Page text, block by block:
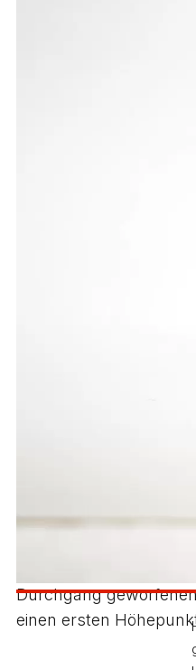
Vorlauf in großartigen
Zellner (12,23)
auf hervorragende
hängen. Während
Eine
in glänzenden 46,31
holten die Rot-
Zum ersten Mal
nur um zehn
Bei den Mädchen lief
Rennen musste
und 12,77 Sekunden
Auch die
Bryxi blieben mit
Im Speerwerfen war
Durchgang
einen ersten